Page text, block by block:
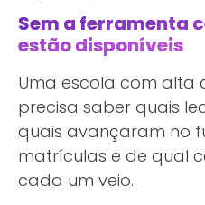
Sem a ferramenta
estão disponíveis
Uma escola com alta
precisa saber quais
quais avançaram no
matrículas e de qual
cada um veio.